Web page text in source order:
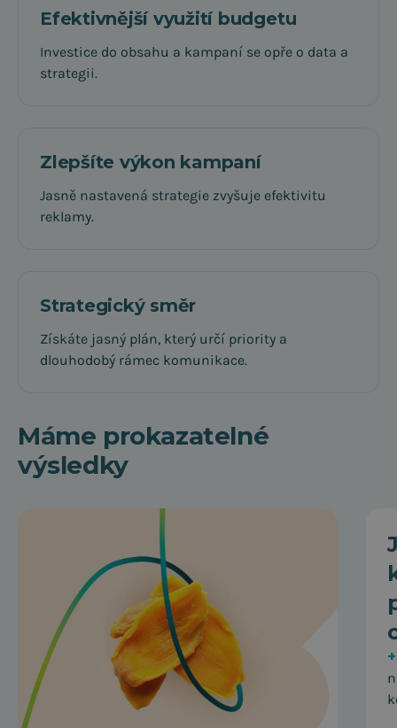
Efektivnější využití budgetu
Investice do obsahu a kampaní se opře o data a
strategii.
Zlepšíte výkon kampaní
Jasně nastavená strategie zvyšuje efektivitu
reklamy.
Strategický směr
Získáte jasný plán, který určí priority a
dlouhodobý rámec komunikace.
Máme prokazatelné
výsledky